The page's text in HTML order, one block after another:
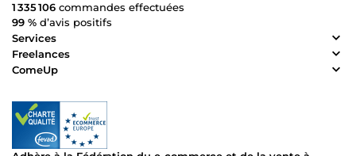
1 335 106 commandes effectuées
99 % d’avis positifs
Services
Freelances
ComeUp